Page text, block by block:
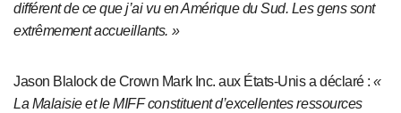
différent de ce que j’ai vu en Amérique du Sud. Les gens sont
extrêmement accueillants. »
Jason Blalock de Crown Mark Inc. aux États-Unis a déclaré : «
La Malaisie et le MIFF constituent d’excellentes ressources